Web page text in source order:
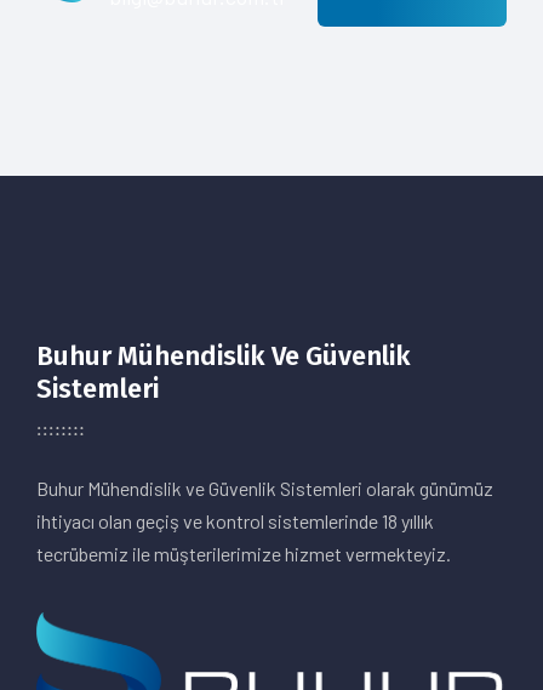
Buhur Mühendislik Ve Güvenlik
Sistemleri
Buhur Mühendislik ve Güvenlik Sistemleri olarak günümüz
ihtiyacı olan geçiş ve kontrol sistemlerinde 18 yıllık
tecrübemiz ile müşterilerimize hizmet vermekteyiz.